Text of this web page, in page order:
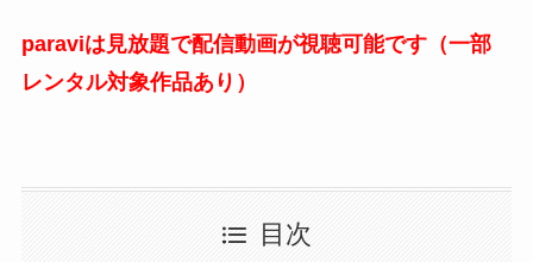
paraviは見放題で配信動画が視聴可能です（一部
レンタル対象作品あり）
目次